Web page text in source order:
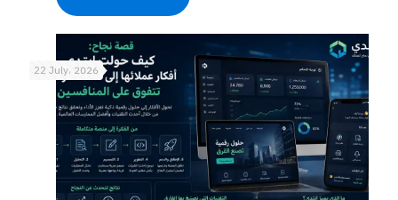
22 July، 2026